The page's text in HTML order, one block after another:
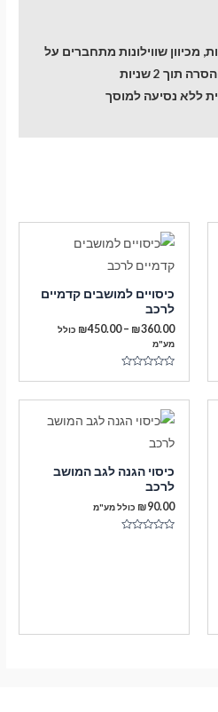
מכיוון שווילונות מתחברים על
2 שניות
ללא נסיעה למוסך
כיסויים למושבים קדמיים
לרכב
₪360.00
–
₪450.00
טווח
כולל
מע"מ
כיסוי הגנה לגב המושב
לרכב
₪90.00 כולל מע"מ